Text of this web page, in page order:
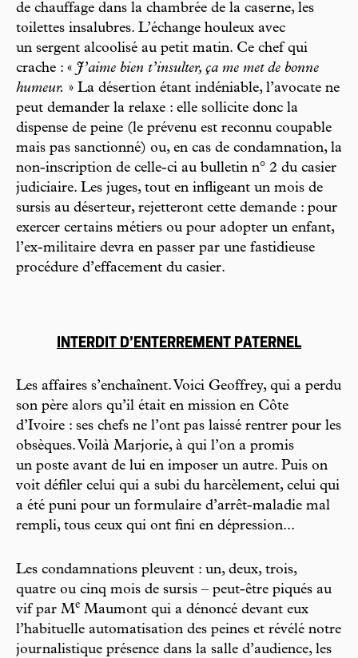
de chauffage dans la chambrée de la caserne, les
toilettes insalubres. L’échange houleux avec
un sergent alcoolisé au petit matin. Ce chef qui
crache : « J’aime bien t’insulter, ça me met de bonne
humeur. » La désertion étant indéniable, l’avocate ne
peut demander la relaxe : elle sollicite donc la
dispense de peine (le prévenu est reconnu coupable
mais pas sanctionné) ou, en cas de condamnation, la
non-inscription de celle-ci au bulletin n° 2 du casier
judiciaire. Les juges, tout en infligeant un mois de
sursis au déserteur, rejetteront cette demande : pour
exercer certains métiers ou pour adopter un enfant,
l’ex-militaire devra en passer par une fastidieuse
procédure d’effacement du casier.
INTERDIT D’ENTERREMENT PATERNEL
Les affaires s’enchaînent. Voici Geoffrey, qui a perdu
son père alors qu’il était en mission en Côte
d’Ivoire : ses chefs ne l’ont pas laissé rentrer pour les
obsèques. Voilà Marjorie, à qui l’on a promis
un poste avant de lui en imposer un autre. Puis on
voit défiler celui qui a subi du harcèlement, celui qui
a été puni pour un formulaire d’arrêt-maladie mal
rempli, tous ceux qui ont fini en dépression...
Les condamnations pleuvent : un, deux, trois,
quatre ou cinq mois de sursis – peut-être piqués au
vif par Me Maumont qui a dénoncé devant eux
l’habituelle automatisation des peines et révélé notre
journalistique présence dans la salle d’audience, les